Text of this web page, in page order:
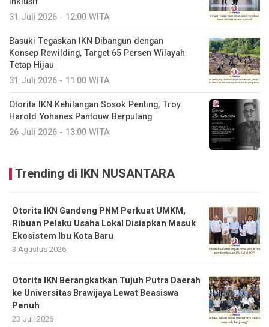
31 Juli 2026 - 12:00 WITA
Basuki Tegaskan IKN Dibangun dengan
Konsep Rewilding, Target 65 Persen Wilayah
Tetap Hijau
31 Juli 2026 - 11:00 WITA
Otorita IKN Kehilangan Sosok Penting, Troy
Harold Yohanes Pantouw Berpulang
26 Juli 2026 - 13:00 WITA
Trending di IKN NUSANTARA
Otorita IKN Gandeng PNM Perkuat UMKM,
Ribuan Pelaku Usaha Lokal Disiapkan Masuk
Ekosistem Ibu Kota Baru
3 Agustus 2026
Otorita IKN Berangkatkan Tujuh Putra Daerah
ke Universitas Brawijaya Lewat Beasiswa
Penuh
23 Juli 2026